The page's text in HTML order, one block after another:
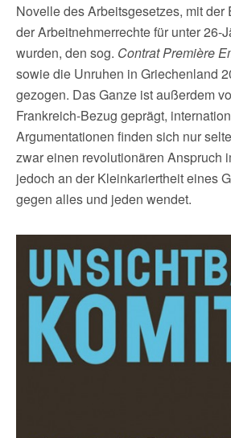
Novelle des Arbeitsgesetzes, mit der
der Arbeitnehmerrechte für unter 26-
wurden, den sog. Contrat Première
sowie die Unruhen in Griechenland
gezogen. Das Ganze ist außerdem
Frankreich-Bezug geprägt,
Argumentationen finden sich nur
zwar einen revolutionären Anspruch
jedoch an der Kleinkariertheit eines
gegen alles und jeden wendet.